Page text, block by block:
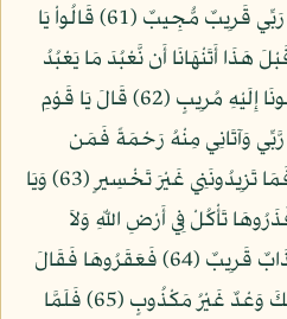
فَاسْتَغْفِرُوهُ ثُمَّ تُوبُواْ إِلَيْهِ إِنَّ رَبِّي قَرِيبٌ مُّجِيبٌ (61) قَالُواْ يَا
أَتَنْهَانَا أَن نَّعْبُدَ مَا يَعْبُدُ
آبَاؤُنَا وَإِنَّنَا لَفِي شَكٍّ مِّمَّا تَدْعُونَا إِلَيْهِ مُرِيبٍ (62) قَالَ يَا قَوْمِ
وَآتَانِي مِنْهُ رَحْمَةً فَمَن
يَنصُرُنِي مِنَ اللّهِ إِنْ عَصَيْتُهُ فَمَا تَزِيدُونَنِي غَيْرَ تَخْسِيرٍ (63) وَيَا
تَأْكُلْ فِي أَرْضِ اللّهِ وَلاَ
تَمَسُّوهَا بِسُوءٍ فَيَأْخُذَكُمْ عَذَابٌ قَرِيبٌ (64) فَعَقَرُوهَا فَقَالَ
تَمَتَّعُواْ فِي دَارِكُمْ ثَلاَثَةَ أَيَّامٍ ذَلِكَ وَعْدٌ غَيْرُ مَكْذُوبٍ (65) فَلَمَّا